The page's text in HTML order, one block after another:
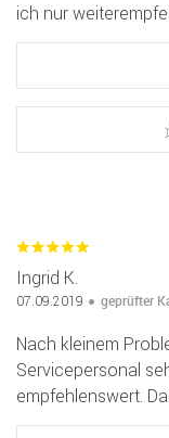
ich nur
Ingrid K.
07.09.2019 geprüfter
Nach kleinem
Servicepersonal
empfehlenswert.